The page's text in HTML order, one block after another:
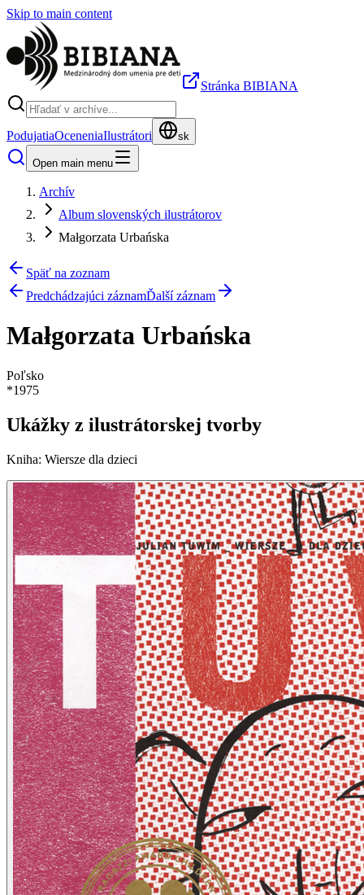
Skip to main content
Stránka BIBIANA
PodujatiaOceneniaIlustrátori sk
Open main menu
Archív
Album slovenských ilustrátorov
Małgorzata Urbańska
Späť na zoznam
Predchádzajúci záznamĎalší záznam
Małgorzata Urbańska
Poľsko
*1975
Ukážky z ilustrátorskej tvorby
Kniha: Wiersze dla dzieci